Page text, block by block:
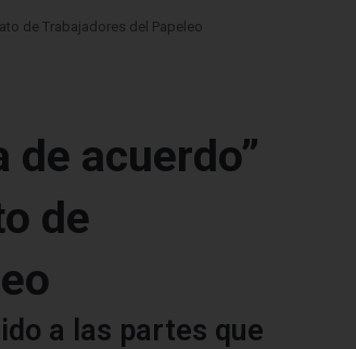
de Trabajadores del Papeleo
de acuerdo”
de
a las partes que